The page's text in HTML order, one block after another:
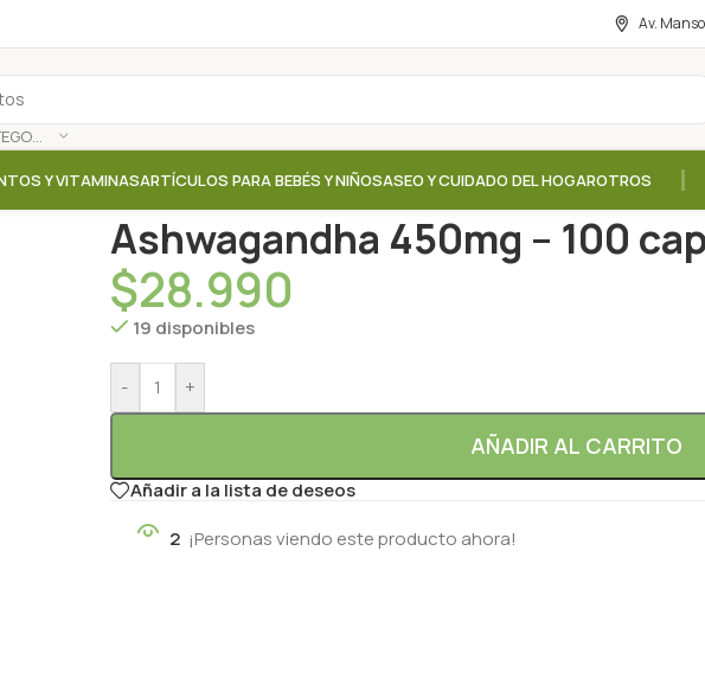
Av.
SELECCIONAR CATEGORÍA
Y VITAMINASARTÍCULOS PARA BEBÉS Y NIÑOSASEO Y CUIDADO DEL HOGAROTROS
Ashwagandha 450mg – 100
$28.990
19 disponibles
- +
AÑADIR AL CARRITO
Añadir a la lista de deseos
2 ¡Personas viendo este producto ahora!